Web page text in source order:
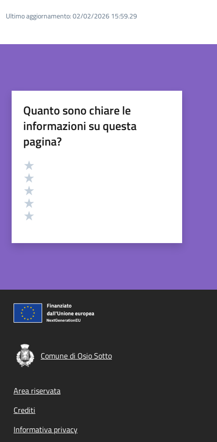
Ultimo aggiornamento:02/02/2026 15:59.29
Quanto sono chiare le
informazioni su questa
pagina?
Valutazione
Comune di Osio Sotto
Footer menu
Area riservata
Crediti
Informativa privacy